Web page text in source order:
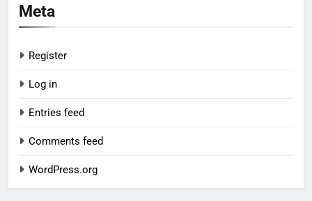
Meta
Register
Log in
Entries feed
Comments feed
WordPress.org